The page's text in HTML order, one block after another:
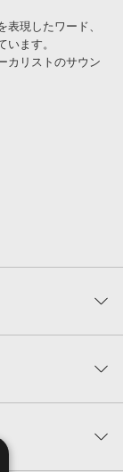
現したワード、
ます。
カリストのサウン